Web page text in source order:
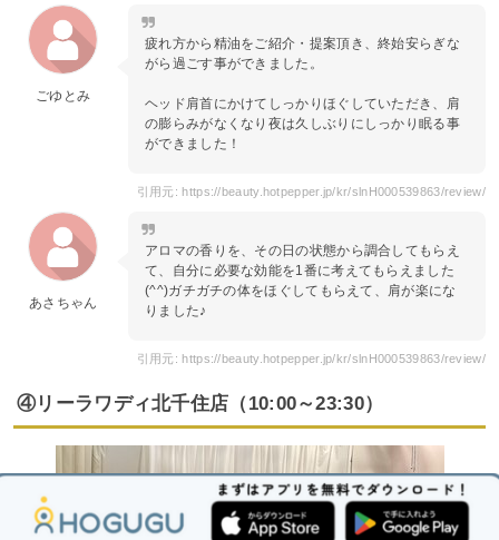
ごゆとみ
疲れ方から精油をご紹介・提案頂き、終始安らぎな
がら過ごす事ができました。
ヘッド肩首にかけてしっかりほぐしていただき、肩
の膨らみがなくなり夜は久しぶりにしっかり眠る事
ができました！
引用元: https://beauty.hotpepper.jp/kr/slnH000539863/review/
あさちゃん
アロマの香りを、その日の状態から調合してもらえ
て、自分に必要な効能を1番に考えてもらえました
(^^)ガチガチの体をほぐしてもらえて、肩が楽にな
りました♪
引用元: https://beauty.hotpepper.jp/kr/slnH000539863/review/
④リーラワディ北千住店（10:00～23:30）